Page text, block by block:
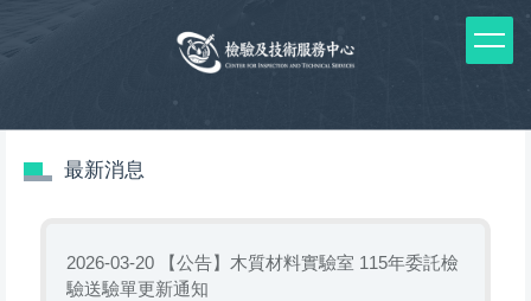
區
最新消息
2026-03-20
【公告】木質材料實驗室 115年委託檢
驗送驗單更新通知